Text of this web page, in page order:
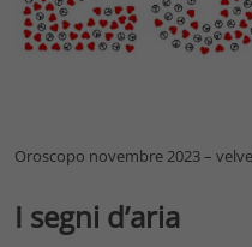
Oroscopo novembre 2023 –
I segni d’aria